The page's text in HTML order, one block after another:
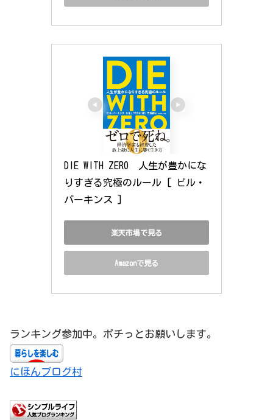
DIE WITH ZERO　人生が豊かにな
りすぎる究極のルール [ ビル・
パーキンス ]
楽天市場で見る
Amazonで見る
ランキング参加中。ポチっとお願いします。
にほんブログ村